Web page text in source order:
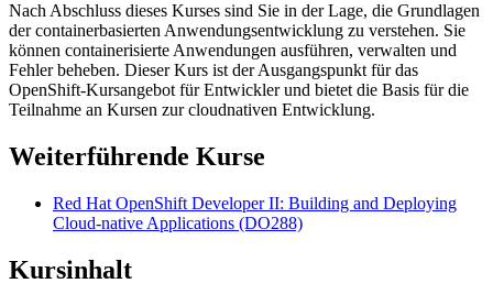
Nach Abschluss dieses Kurses sind Sie in der Lage, die Grundlagen
der containerbasierten Anwendungsentwicklung zu verstehen. Sie
können containerisierte Anwendungen ausführen, verwalten und
Fehler beheben. Dieser Kurs ist der Ausgangspunkt für das
OpenShift-Kursangebot für Entwickler und bietet die Basis für die
Teilnahme an Kursen zur cloudnativen Entwicklung.
Weiterführende Kurse
Red Hat OpenShift Developer II: Building and Deploying
Cloud-native Applications (DO288)
Kursinhalt